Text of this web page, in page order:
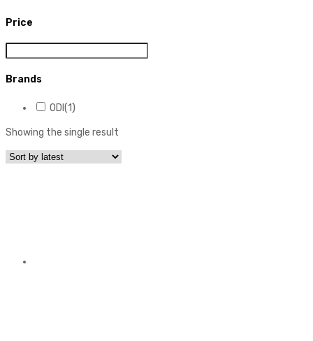
Price
Brands
ODI (1)
Showing the single result